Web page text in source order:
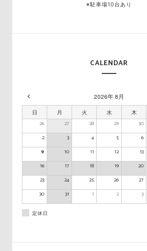
※駐車場10台あり
CALENDAR
2026年 8月
日
月 火 水 木
26 27 28 29 30
2
3 4 5 6
9
10 11 12 13
16
17 18 19 20
23
24 25 26 27
30
31 1 2 3
定休日